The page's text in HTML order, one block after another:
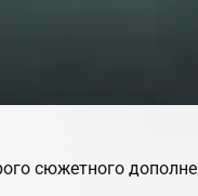
сюжетного